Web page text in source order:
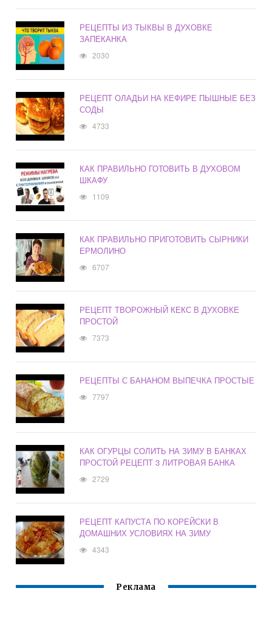
РЕЦЕПТЫ ИЗ ТЫКВЫ В ДУХОВКЕ
ЗАПЕКАНКА
2030
РЕЦЕПТ ОЛАДЬИ НА КЕФИРЕ ПЫШНЫЕ БЕЗ
СОДЫ
4733
КАК ПРАВИЛЬНО ГОТОВИТЬ В ДУХОВОМ
ШКАФУ
1109
КАК ПРАВИЛЬНО ПРИГОТОВИТЬ СЫРНИКИ
ЕРМОЛИНО
6707
РЕЦЕПТ ТВОРОЖНЫЙ КЕКС В ДУХОВКЕ
ПРОСТОЙ
7373
РЕЦЕПТЫ С БАНАНОМ ВЫПЕЧКА ПРОСТЫЕ
7797
КАК ОГУРЦЫ СОЛИТЬ НА ЗИМУ В БАНКАХ
ПРОСТОЙ РЕЦЕПТ 3 ЛИТРОВАЯ БАНКА
2729
РЕЦЕПТ КАПУСТА ПО КОРЕЙСКИ В
ДОМАШНИХ УСЛОВИЯХ НА ЗИМУ
4343
Реклама